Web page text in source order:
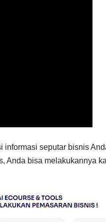
seputar bisnis
Anda bisa melakukannya